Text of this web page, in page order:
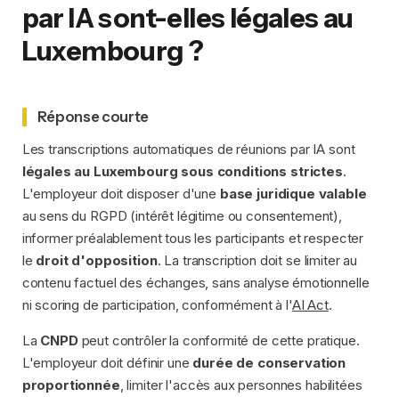
par IA sont-elles légales au
Luxembourg ?
Réponse courte
Les transcriptions automatiques de réunions par IA sont
légales au Luxembourg sous conditions strictes.
L'employeur doit disposer d'une base juridique valable
au sens du RGPD (intérêt légitime ou consentement),
informer préalablement tous les participants et respecter
le droit d'opposition. La transcription doit se limiter au
contenu factuel des échanges, sans analyse émotionnelle
ni scoring de participation, conformément à l'AI Act.
La CNPDpeut contrôler la conformité de cette pratique.
L'employeur doit définir une durée de conservation
proportionnée , limiter l'accès aux personnes habilitées